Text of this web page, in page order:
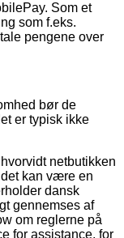
Som et
som f.eks.
pengene over
bør de
er typisk ikke
netbutikken
kan være en
dansk
gennemses af
om reglerne på
for assistance, for